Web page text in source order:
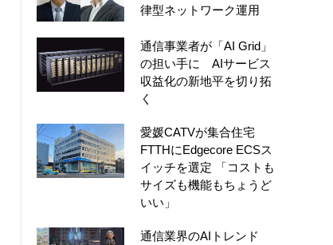
律型ネットワーク運用
通信事業者が「AI Grid」
の担い手に AIサービス
収益化の新地平を切り拓
く
愛媛CATVが集合住宅
FTTHにEdgecore ECSス
イッチを選定 「コストも
サイズも機能もちょうど
いい」
通信業界のAIトレンド